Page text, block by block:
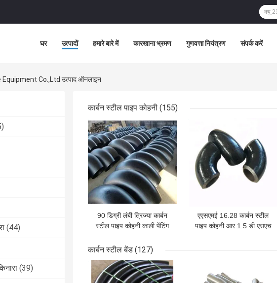
घर उत्पादों हमारे बारे में कारखाना भ्रमण गुणवत्ता नियंत्रण संपर्क करें
Co.,Ltd उत्पाद ऑनलाइन
(44)
(39)
कार्बन स्टील पाइप कोहनी (155)
90 डिग्री लंबी त्रिज्या कार्बन
स्टील पाइप कोहनी काली पेंटिंग
सबसे अच्छी कीमत
एएसएमई 16.28 कार्बन स्टील
पाइप कोहनी आर 1.5 डी एसएच
कार्बन स्टील बेंड (127)
सबसे अच्छी कीमत